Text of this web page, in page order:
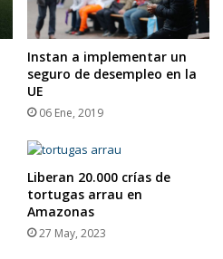
Instan a implementar un
seguro de desempleo en la
UE
06 Ene, 2019
Liberan 20.000 crías de
tortugas arrau en
Amazonas
27 May, 2023